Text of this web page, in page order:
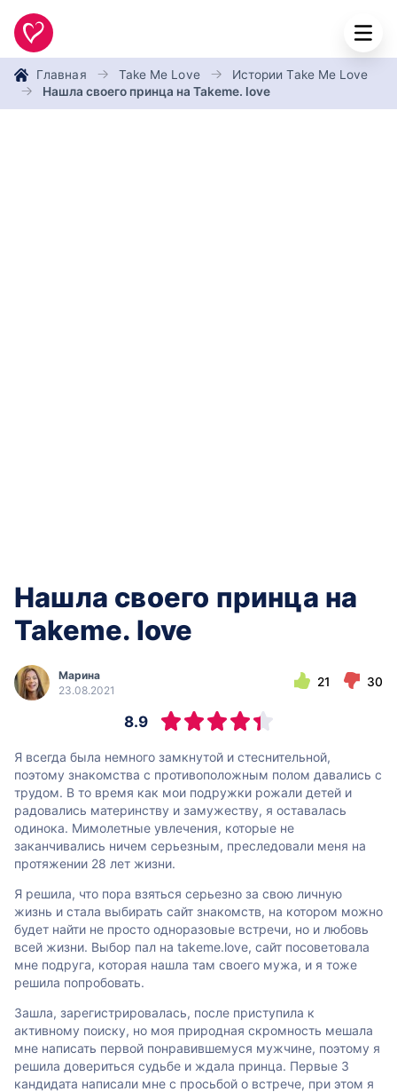
Главная Take Me Love
Истории Take Me Love
Нашла своего принца на Takeme. love
Нашла своего принца на
Takeme. love
Марина
23.08.2021
8.9
21 30
Я всегда была немного замкнутой и стеснительной,
поэтому знакомства с противоположным полом давались с
трудом. В то время как мои подружки рожали детей и
радовались материнству и замужеству, я оставалась
одинока. Мимолетные увлечения, которые не
заканчивались ничем серьезным, преследовали меня на
протяжении 28 лет жизни.
Я решила, что пора взяться серьезно за свою личную
жизнь и стала выбирать сайт знакомств, на котором можно
будет найти не просто одноразовые встречи, но и любовь
всей жизни. Выбор пал на takeme.love, сайт посоветовала
мне подруга, которая нашла там своего мужа, и я тоже
решила попробовать.
Зашла, зарегистрировалась, после приступила к
активному поиску, но моя природная скромность мешала
мне написать первой понравившемуся мужчине, поэтому я
решила довериться судьбе и ждала принца. Первые 3
кандидата написали мне с просьбой о встрече, при этом я